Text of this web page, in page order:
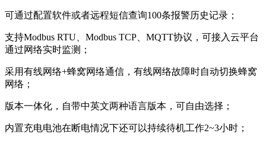
可通过配置软件或者远程短信查询100条报警历史记录；
支持Modbus RTU、Modbus TCP、MQTT协议，可接入云平台
通过网络实时监测；
采用有线网络+蜂窝网络通信，有线网络故障时自动切换蜂窝
网络；
版本一体化，自带中英文两种语言版本，可自由选择；
内置充电电池在断电情况下还可以持续待机工作2~3小时；